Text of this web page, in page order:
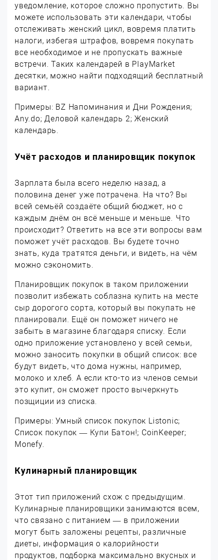
уведомление, которое сложно пропустить. Вы
можете использовать эти календари, чтобы
отслеживать женский цикл, вовремя платить
налоги, избегая штрафов, вовремя покупать
все необходимое и не пропускать важные
встречи. Таких календарей в PlayMarket
десятки, можно найти подходящий бесплатный
вариант.
Примеры: BZ Напоминания и Дни Рождения;
Any.do; Деловой календарь 2; Женский
календарь.
Учёт расходов и планировщик покупок
Зарплата была всего неделю назад, а
половина денег уже потрачена. На что? Вы
всей семьёй создаёте общий бюджет, но с
каждым днём он всё меньше и меньше. Что
происходит? Ответить на все эти вопросы вам
поможет учёт расходов. Вы будете точно
знать, куда тратятся деньги, и видеть, на чём
можно сэкономить.
Планировщик покупок в таком приложении
позволит избежать соблазна купить на месте
сыр дорогого сорта, который вы покупать не
планировали. Ещё он поможет ничего не
забыть в магазине благодаря списку. Если
одно приложение установлено у всей семьи,
можно заносить покупки в общий список: все
будут видеть, что дома нужны, например,
молоко и хлеб. А если кто-то из членов семьи
это купит, он сможет просто вычеркнуть
позщиции из списка.
Примеры: Умный список покупок Listonic;
Список покупок — Купи Батон!; CoinKeeper;
Monefy.
Кулинарный планировщик
Этот тип приложений схож с предыдущим.
Кулинарные планировщики занимаются всем,
что связано с питанием — в приложении
могут быть заложены рецепты, различные
диеты, информация о калорийности
продуктов, подборка максимально вкусных и